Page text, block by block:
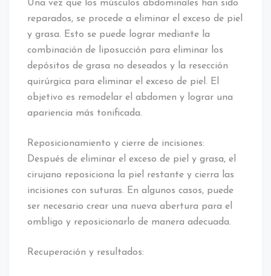
Una vez que los músculos abdominales han sido
reparados, se procede a eliminar el exceso de piel
y grasa. Esto se puede lograr mediante la
combinación de liposucción para eliminar los
depósitos de grasa no deseados y la resección
quirúrgica para eliminar el exceso de piel. El
objetivo es remodelar el abdomen y lograr una
apariencia más tonificada.
Reposicionamiento y cierre de incisiones:
Después de eliminar el exceso de piel y grasa, el
cirujano reposiciona la piel restante y cierra las
incisiones con suturas. En algunos casos, puede
ser necesario crear una nueva abertura para el
ombligo y reposicionarlo de manera adecuada.
Recuperación y resultados: